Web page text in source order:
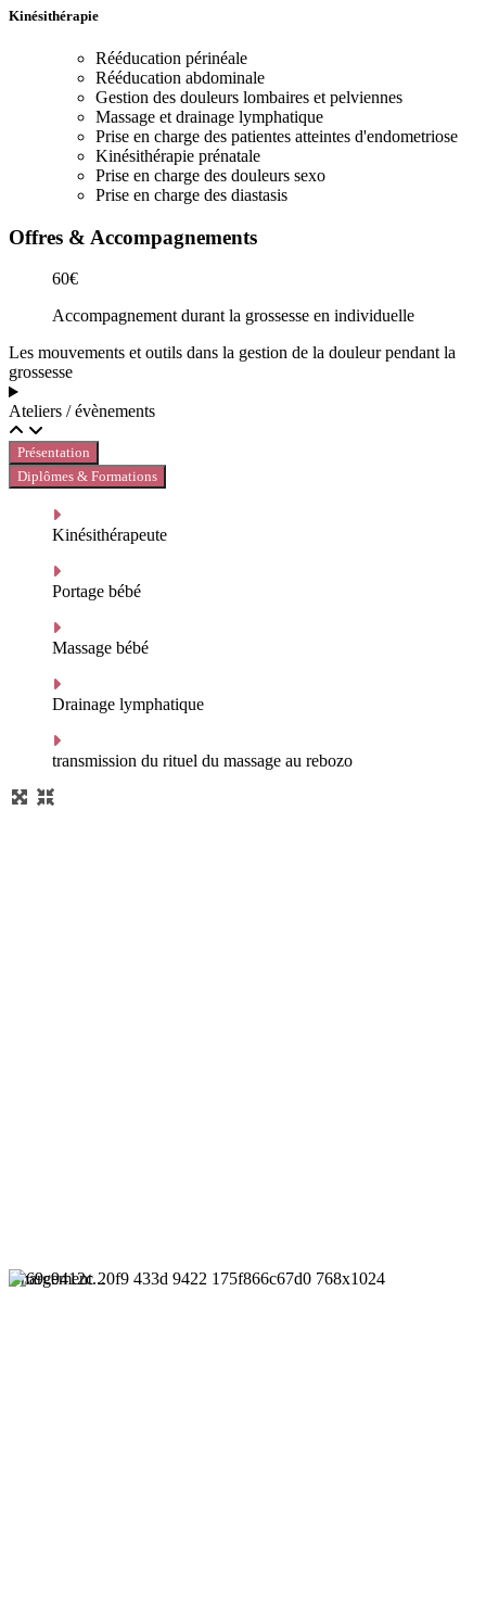
Kinésithérapie
Rééducation périnéale
Rééducation abdominale
Gestion des douleurs lombaires et pelviennes
Massage et drainage lymphatique
Prise en charge des patientes atteintes d'endometriose
Kinésithérapie prénatale
Prise en charge des douleurs sexo
Prise en charge des diastasis
Offres & Accompagnements
60€
Accompagnement durant la grossesse en individuelle
Les mouvements et outils dans la gestion de la douleur pendant la
grossesse
Ateliers / évènements
Présentation
Diplômes & Formations
Kinésithérapeute
Portage bébé
Massage bébé
Drainage lymphatique
transmission du rituel du massage au rebozo
Chargement...